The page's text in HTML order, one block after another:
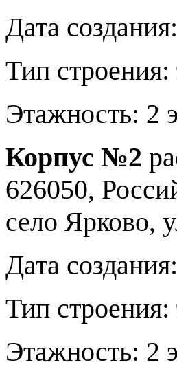
Дата
Тип строения:
Этажность: 2
Корпус №2
626050,
село Ярково,
Дата
Тип строения:
Этажность: 2